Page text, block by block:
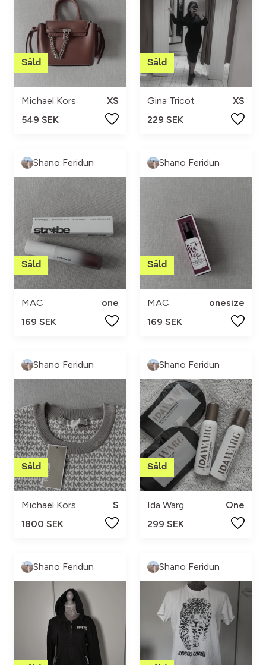
Michael Kors
XS
549 SEK
Gina Tricot
XS
229 SEK
Shano Feridun
MAC
one
169 SEK
Shano Feridun
MAC
onesize
169 SEK
Shano Feridun
Michael Kors
S
1800 SEK
Shano Feridun
Ida Warg
One
299 SEK
Shano Feridun Shano Feridun